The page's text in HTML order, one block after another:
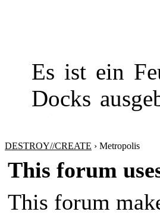
Es ist ein
Docks
Fire
gebracht
DESTROY//CREATE › Metropolis
This forum
This forum